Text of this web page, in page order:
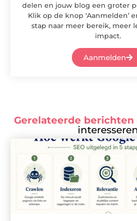
delen en jouw blog een groter
Klik op de knop ‘Aanmelden’
stap naar meer bereik, meer
impact.
Aanmelden
Gerelateerde berichten
interesseren